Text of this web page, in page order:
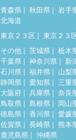
青森県 秋田県 岩手
北海道
東京２３区 東京２３
その他 茨城県 栃木
千葉県
神奈川県 新
石川県
福井県 山梨
静岡県
愛知県 三重
大阪府
兵庫県 奈良
鳥取県
島根県 岡山
徳島県
香川県 愛媛
佐賀県
長崎県 熊本
鹿児島県
沖縄県